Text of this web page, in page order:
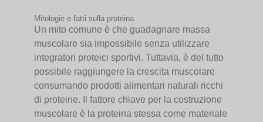
Mitologie e fatti sulla proteina
Un mito comune è che guadagnare massa
muscolare sia impossibile senza utilizzare
integratori proteici sportivi. Tuttavia, è del tutto
possibile raggiungere la crescita muscolare
consumando prodotti alimentari naturali ricchi
di proteine. Il fattore chiave per la costruzione
muscolare è la proteina stessa come materiale